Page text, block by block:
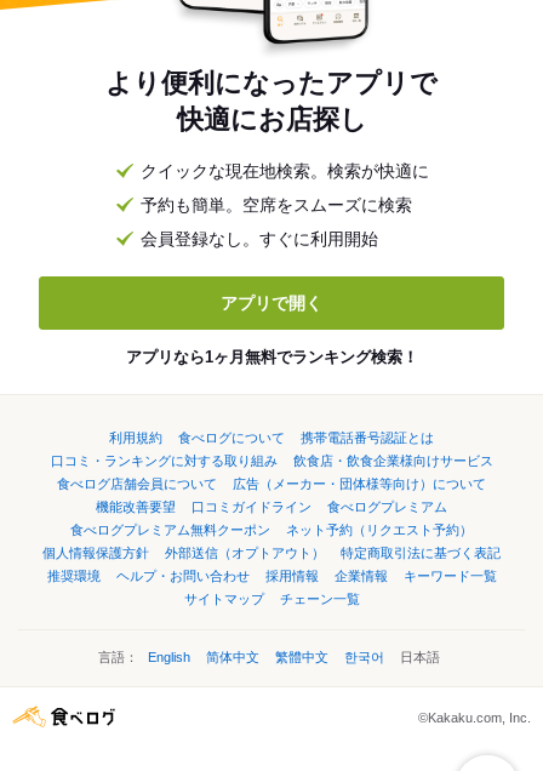
より便利になったアプリで
快適にお店探し
クイックな現在地検索。検索が快適に
予約も簡単。空席をスムーズに検索
会員登録なし。すぐに利用開始
アプリで開く
アプリなら1ヶ月無料でランキング検索！
利用規約 食べログについて
携帯電話番号認証とは
口コミ・ランキングに対する取り組み
飲食店・飲食企業様向けサービス
食べログ店舗会員について
広告（メーカー・団体様等向け）について
機能改善要望
口コミガイドライン
食べログプレミアム
食べログプレミアム無料クーポン
ネット予約（リクエスト予約）
個人情報保護方針
外部送信（オプトアウト）
特定商取引法に基づく表記
推奨環境
ヘルプ・お問い合わせ 採用情報 企業情報
キーワード一覧
サイトマップ
チェーン一覧
言語： English 简体中文 繁體中文 한국어 日本語
©Kakaku.com, Inc.